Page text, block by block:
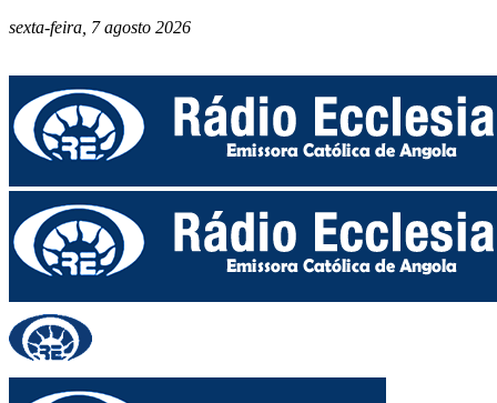
sexta-feira, 7 agosto 2026